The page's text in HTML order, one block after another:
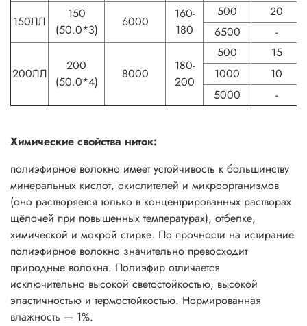
150ЛЛ
150
(50.0*3)
6000
160-
180
500
20
6500
-
200ЛЛ
200
(50.0*4)
8000
180-
200
500
15
1000
10
5000
-
Химические свойства ниток:
полиэфирное волокно имеет устойчивость к большинству
минеральных кислот, окислителей и микроорганизмов
(оно растворяется только в концентрированных растворах
щёлочей при повышенных температурах), отбелке,
химической и мокрой стирке. По прочности на истирание
полиэфирное волокно значительно превосходит
природные волокна. Полиэфир отличается
исключительно высокой светостойкостью, высокой
эластичностью и термостойкостью. Нормированная
влажность — 1%.